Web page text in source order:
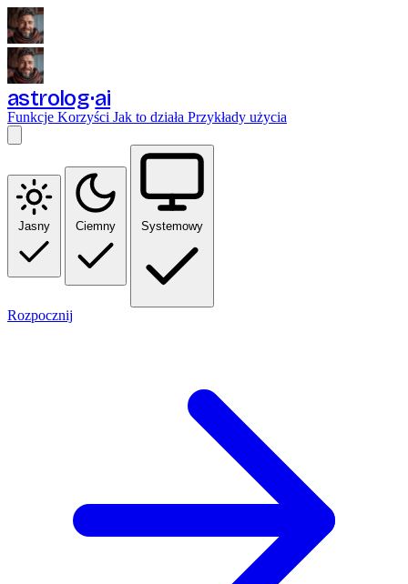
astrolog ai
Funkcje Korzyści Jak to działa Przykłady użycia
Jasny Ciemny Systemowy
Rozpocznij